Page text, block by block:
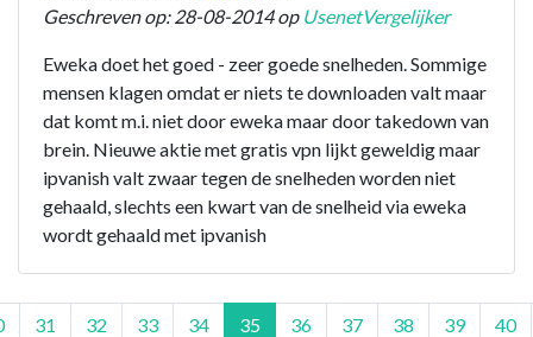
Geschreven op: 28-08-2014 op UsenetVergelijker
Eweka doet het goed - zeer goede snelheden. Sommige
mensen klagen omdat er niets te downloaden valt maar
dat komt m.i. niet door eweka maar door takedown van
brein. Nieuwe aktie met gratis vpn lijkt geweldig maar
ipvanish valt zwaar tegen de snelheden worden niet
gehaald, slechts een kwart van de snelheid via eweka
wordt gehaald met ipvanish
31 32 33 34 35 36 37 38 39 40